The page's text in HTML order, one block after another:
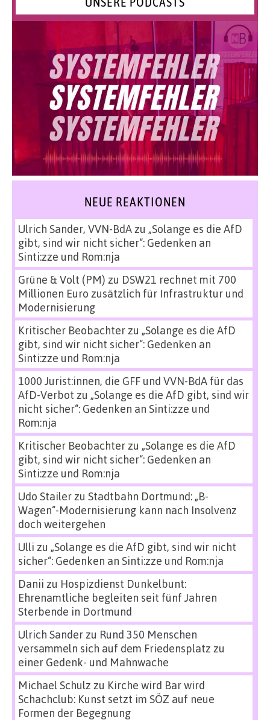
NEUE REAKTIONEN
Ulrich Sander, VVN-BdAzu „Solange es die AfD
gibt, sind wir nicht sicher“: Gedenken an
Sinti:zze und Rom:nja
Grüne & Volt (PM) zu DSW21 rechnet mit 700
Millionen Euro zusätzlich für Infrastruktur und
Modernisierung
Kritischer Beobachterzu „Solange es die AfD
gibt, sind wir nicht sicher“: Gedenken an
Sinti:zze und Rom:nja
1000 Jurist:innen, die GFF und VVN-BdA für das
AfD-Verbot zu „Solange es die AfD gibt, sind wir
nicht sicher“: Gedenken an Sinti:zze und
Rom:nja
Kritischer Beobachterzu „Solange es die AfD
gibt, sind wir nicht sicher“: Gedenken an
Sinti:zze und Rom:nja
Udo Stailerzu Stadtbahn Dortmund: „B-
Wagen“-Modernisierung kann nach Insolvenz
doch weitergehen
Ulli zu „Solange es die AfD gibt, sind wir nicht
sicher“: Gedenken an Sinti:zze und Rom:nja
Danii zu Hospizdienst Dunkelbunt:
Ehrenamtliche begleiten seit fünf Jahren
Sterbende in Dortmund
Ulrich Sanderzu Rund 350 Menschen
versammeln sich auf dem Friedensplatz zu
einer Gedenk- und Mahnwache
Michael Schulz zu Kirche wird Bar wird
Schachclub: Kunst setzt im SÖZ auf neue
Formen der Begegnung